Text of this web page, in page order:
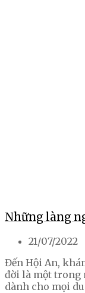
Những làng
21/07/2022
Đến Hội An,
đời là một trong
dành cho mọi